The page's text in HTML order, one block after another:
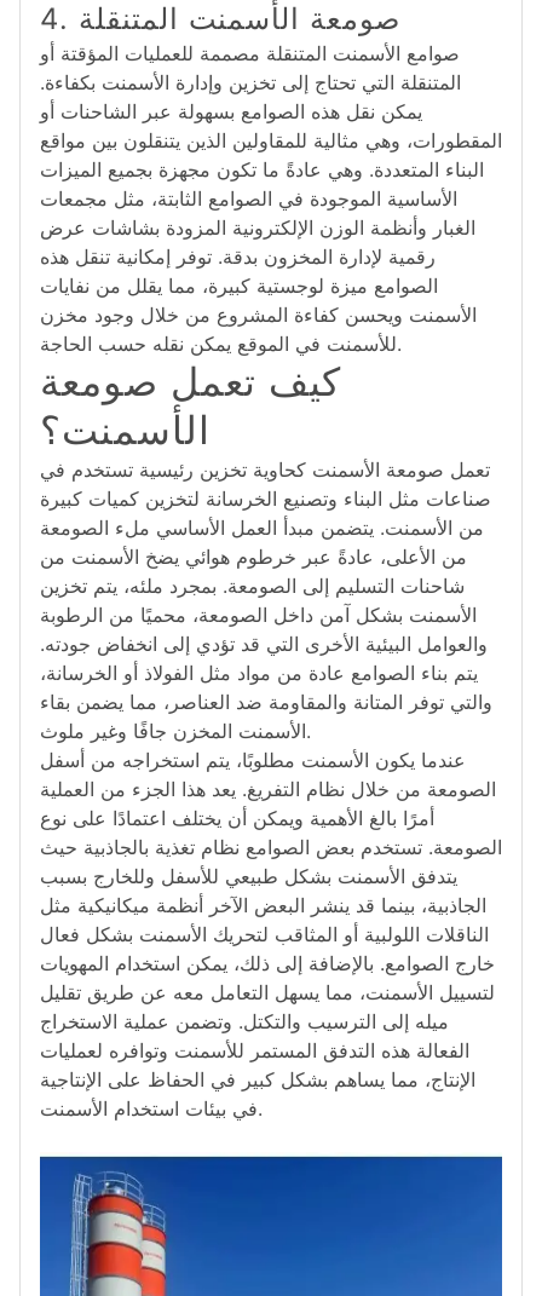
4. صومعة الأسمنت المتنقلة
صوامع الأسمنت المتنقلة مصممة للعمليات المؤقتة أو
المتنقلة التي تحتاج إلى تخزين وإدارة الأسمنت بكفاءة.
يمكن نقل هذه الصوامع بسهولة عبر الشاحنات أو
المقطورات، وهي مثالية للمقاولين الذين يتنقلون بين مواقع
البناء المتعددة. وهي عادةً ما تكون مجهزة بجميع الميزات
الأساسية الموجودة في الصوامع الثابتة، مثل مجمعات
الغبار وأنظمة الوزن الإلكترونية المزودة بشاشات عرض
رقمية لإدارة المخزون بدقة. توفر إمكانية تنقل هذه
الصوامع ميزة لوجستية كبيرة، مما يقلل من نفايات
الأسمنت ويحسن كفاءة المشروع من خلال وجود مخزن
للأسمنت في الموقع يمكن نقله حسب الحاجة.
كيف تعمل صومعة
الأسمنت؟
تعمل صومعة الأسمنت كحاوية تخزين رئيسية تستخدم في
صناعات مثل البناء وتصنيع الخرسانة لتخزين كميات كبيرة
من الأسمنت. يتضمن مبدأ العمل الأساسي ملء الصومعة
من الأعلى، عادةً عبر خرطوم هوائي يضخ الأسمنت من
شاحنات التسليم إلى الصومعة. بمجرد ملئه، يتم تخزين
الأسمنت بشكل آمن داخل الصومعة، محميًا من الرطوبة
والعوامل البيئية الأخرى التي قد تؤدي إلى انخفاض جودته.
يتم بناء الصوامع عادة من مواد مثل الفولاذ أو الخرسانة،
والتي توفر المتانة والمقاومة ضد العناصر، مما يضمن بقاء
الأسمنت المخزن جافًا وغير ملوث.
عندما يكون الأسمنت مطلوبًا، يتم استخراجه من أسفل
الصومعة من خلال نظام التفريغ. يعد هذا الجزء من العملية
أمرًا بالغ الأهمية ويمكن أن يختلف اعتمادًا على نوع
الصومعة. تستخدم بعض الصوامع نظام تغذية بالجاذبية حيث
يتدفق الأسمنت بشكل طبيعي للأسفل وللخارج بسبب
الجاذبية، بينما قد ينشر البعض الآخر أنظمة ميكانيكية مثل
الناقلات اللولبية أو المثاقب لتحريك الأسمنت بشكل فعال
خارج الصوامع. بالإضافة إلى ذلك، يمكن استخدام المهويات
لتسييل الأسمنت، مما يسهل التعامل معه عن طريق تقليل
ميله إلى الترسيب والتكتل. وتضمن عملية الاستخراج
الفعالة هذه التدفق المستمر للأسمنت وتوافره لعمليات
الإنتاج، مما يساهم بشكل كبير في الحفاظ على الإنتاجية
في بيئات استخدام الأسمنت.